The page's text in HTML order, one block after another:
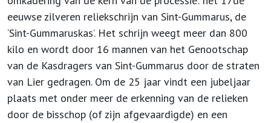
eeuwse zilveren reliekschrijn van Sint-Gummarus, de
‘Sint-Gummaruskas’. Het schrijn weegt meer dan 800
kilo en wordt door 16 mannen van het Genootschap
van de Kasdragers van Sint-Gummarus door de straten
van Lier gedragen. Om de 25 jaar vindt een jubeljaar
plaats met onder meer de erkenning van de relieken
door de bisschop (of zijn afgevaardigde) en een